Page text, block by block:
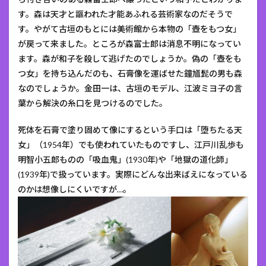
す。森は天才と謳われた才能あふれる芸術家なのだそうで
す。やがて古垣のもとには美術館から本物の「壺をもつ女」
が戻って来ました。ところが森富士郎は消息不明になってい
ます。森が和子を殺して逃げたのでしょうか。偽の「壺をも
つ女」を持ち込んだのも、石膏像を運ばせた鐘馗髭の男も森
なのでしょうか。金田一は、古垣のモデル、江波ミヨ子の言
葉から解決の糸口を見つけるのでした。
死体を石膏で塗り固めて像にするという手口は「堕ちたる天
女」（1954年）でも使われていたものですし、江戸川乱歩も
明智小五郎ものの「吸血鬼」(1930年)や「地獄の道化師」
(1939年)で扱っています。実際にどんな出来ばえになっている
のかは想像しにくいですが…。